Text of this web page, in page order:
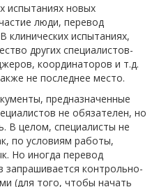
испытаниях новых
люди, перевод
клинических испытаниях,
других специалистов-
координаторов и т.д.
не последнее место.
предназначенные
не обязателен, но
В целом, специалисты не
по условиям работы,
Но иногда перевод
запрашивается контрольно-
(для того, чтобы начать